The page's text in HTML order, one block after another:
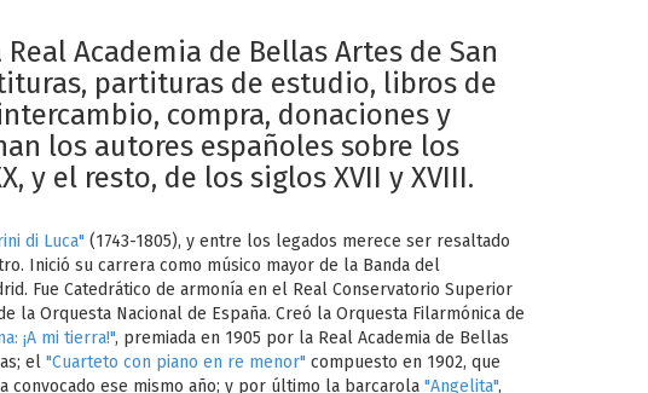
Academia de Bellas Artes de San
partituras de estudio, libros de
compra, donaciones y
los autores españoles sobre los
y el resto, de los siglos XVII y XVIII.
di Luca" (1743-1805), y entre los legados merece ser resaltado
Inició su carrera como músico mayor de la Banda del
Fue Catedrático de armonía en el Real Conservatorio Superior
Orquesta Nacional de España. Creó la Orquesta Filarmónica de
¡A mi tierra!", premiada en 1905 por la Real Academia de Bellas
el "Cuarteto con piano en re menor" compuesto en 1902, que
convocado ese mismo año; y por último la barcarola "Angelita",